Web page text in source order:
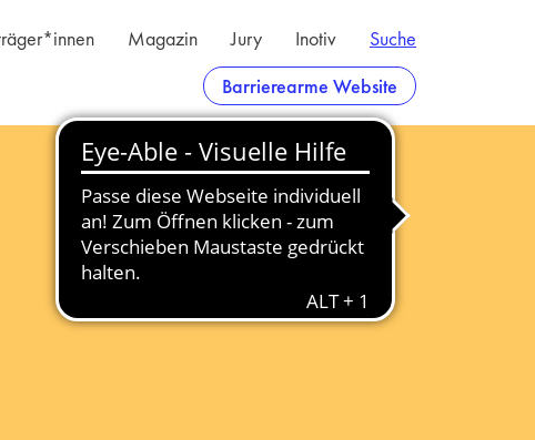
Magazin Jury Inotiv
Suche
Barrierearme Website